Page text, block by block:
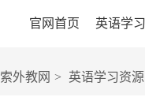
官网首页 英语学
外教网 > 英语学习资源